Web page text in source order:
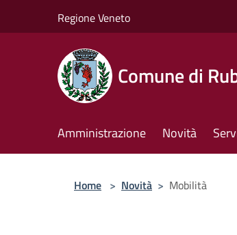
Regione Veneto
Comune di
Amministrazione Novità
Home > Novità > Mobilità